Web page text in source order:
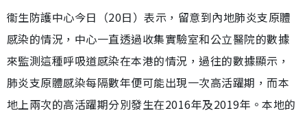
衞生防護中心今日（20日）表示，留意到內地肺炎支原體
感染的情況，中心一直透過收集實驗室和公立醫院的數據
來監測這種呼吸道感染在本港的情況，過往的數據顯示，
肺炎支原體感染每隔數年便可能出現一次高活躍期，而本
地上兩次的高活躍期分別發生在2016年及2019年。本地的